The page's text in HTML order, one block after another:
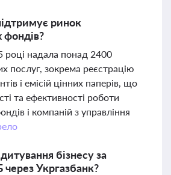
ринок
фондів?
надала понад 2400
послуг, зокрема реєстрацію
і емісій цінних паперів, що
та ефективності роботи
і компаній з управління
бізнесу за
через Укргазбанк?